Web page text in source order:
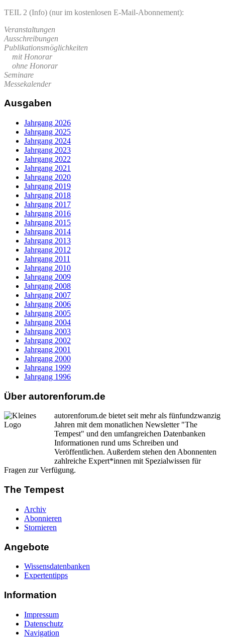
TEIL 2 (Info) (nur im kostenlosen E-Mail-Abonnement):
Veranstaltungen
Ausschreibungen
Publikationsmöglichkeiten
mit Honorar
ohne Honorar
Seminare
Messekalender
Ausgaben
Jahrgang 2026
Jahrgang 2025
Jahrgang 2024
Jahrgang 2023
Jahrgang 2022
Jahrgang 2021
Jahrgang 2020
Jahrgang 2019
Jahrgang 2018
Jahrgang 2017
Jahrgang 2016
Jahrgang 2015
Jahrgang 2014
Jahrgang 2013
Jahrgang 2012
Jahrgang 2011
Jahrgang 2010
Jahrgang 2009
Jahrgang 2008
Jahrgang 2007
Jahrgang 2006
Jahrgang 2005
Jahrgang 2004
Jahrgang 2003
Jahrgang 2002
Jahrgang 2001
Jahrgang 2000
Jahrgang 1999
Jahrgang 1996
Über autorenforum.de
autorenforum.de bietet seit mehr als fünfundzwanzig
Jahren mit dem monatlichen Newsletter "The
Tempest" und den umfangreichen Datenbanken
Informationen rund ums Schreiben und
Veröffentlichen. Außerdem stehen den Abonnenten
zahlreiche Expert*innen mit Spezialwissen für
Fragen zur Verfügung.
The Tempest
Archiv
Abonnieren
Stornieren
Angebote
Wissensdatenbanken
Expertentipps
Information
Impressum
Datenschutz
Navigation